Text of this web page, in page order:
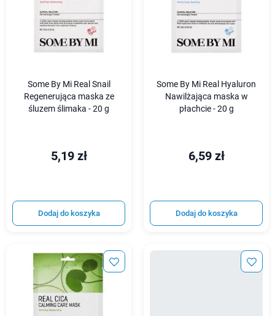
Some By Mi Real Snail
Regenerująca maska ze
śluzem ślimaka - 20 g
5,19 zł
Dodaj do koszyka
Some By Mi Real Hyaluron
Nawilżająca maska w
płachcie - 20 g
6,59 zł
Dodaj do koszyka